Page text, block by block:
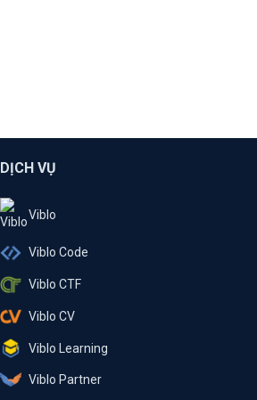
DỊCH VỤ
Viblo
Viblo Code
Viblo CTF
Viblo CV
Viblo Learning
Viblo Partner